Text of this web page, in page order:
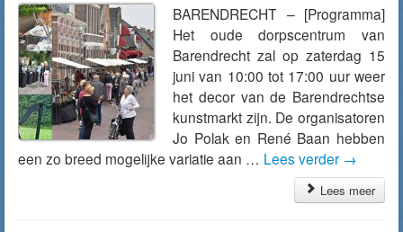
BARENDRECHT – [Programma]
Het oude dorpscentrum van
Barendrecht zal op zaterdag 15
juni van 10:00 tot 17:00 uur weer
het decor van de Barendrechtse
kunstmarkt zijn. De organisatoren
Jo Polak en René Baan hebben
een zo breed mogelijke variatie aan … Lees verder →
Lees meer